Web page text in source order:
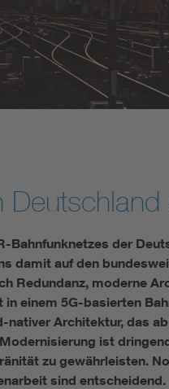
Deutschland
Bahnfunknetzes der
damit auf den
Redundanz, moderne
einem 5G-basierten
nativer Architektur, das
ist
zu gewährleisten.
sind entscheidend.